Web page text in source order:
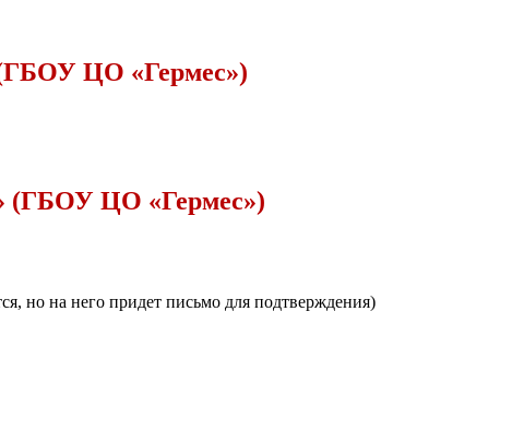
ЦО «Гермес»)
(ГБОУ ЦО «Гермес»)
но на него придет письмо для подтверждения)